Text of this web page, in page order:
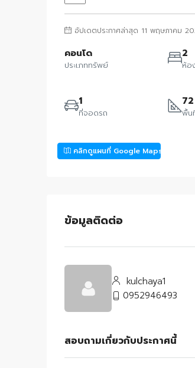
อัปเดตประกาศล่าสุด 11 พฤษภาคม
คอนโด
ประเภททรัพย์
2
ห้อ
1
ที่จอดรถ พื้น
คลิกดูแผนที่ Google Maps
ข้อมูลติดต่อ
kulchaya1
0952946493
สอบถามเกี่ยวกับประกาศนี้